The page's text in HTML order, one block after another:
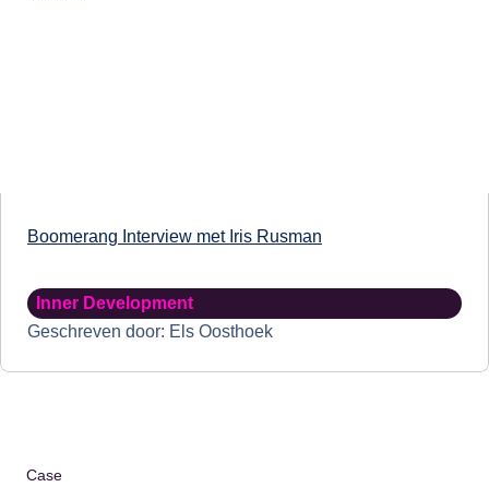
Boomerang Interview met Iris Rusman
Inner Development
Geschreven door: Els Oosthoek
Case